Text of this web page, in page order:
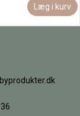
Læg i kurv